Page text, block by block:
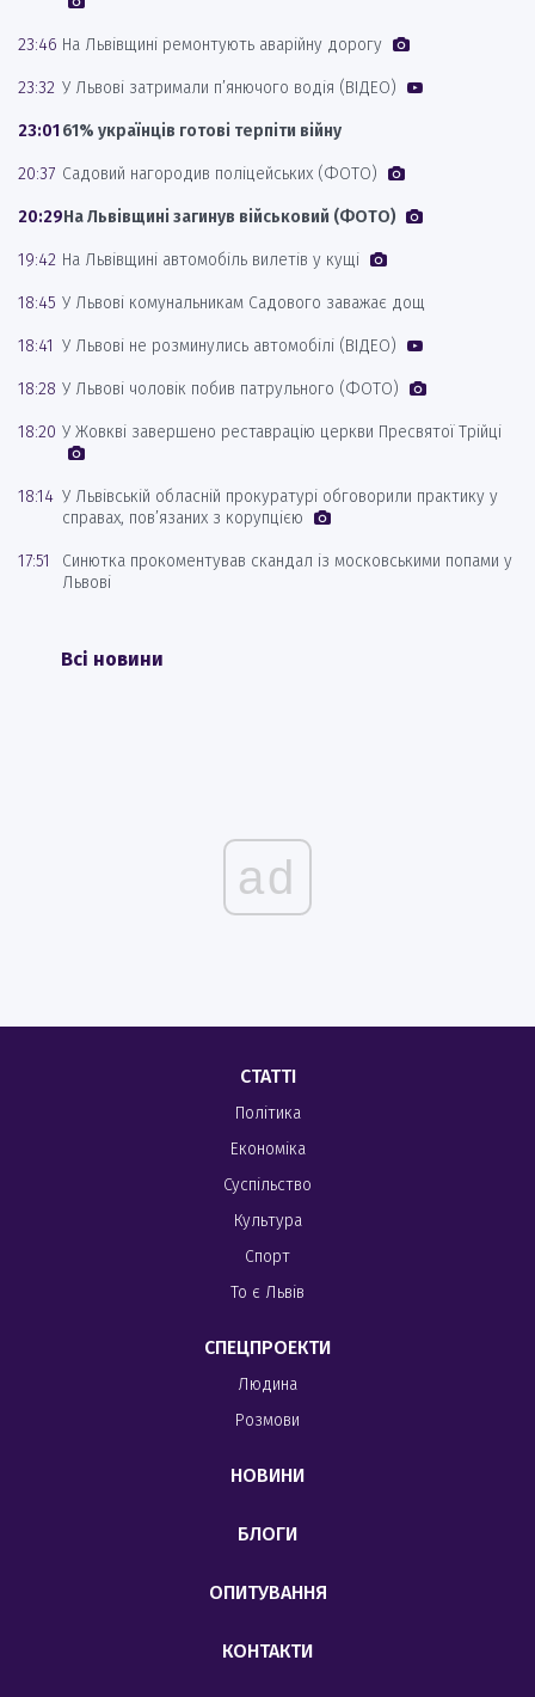
23:46 На Львівщині ремонтують аварійну дорогу
23:32 У Львові затримали п’янючого водія (ВІДЕО)
23:01 61% українців готові терпіти війну
20:37 Садовий нагородив поліцейських (ФОТО)
20:29На Львівщині загинув військовий (ФОТО)
19:42 На Львівщині автомобіль вилетів у кущі
18:45 У Львові комунальникам Садового заважає дощ
18:41 У Львові не розминулись автомобілі (ВІДЕО)
18:28 У Львові чоловік побив патрульного (ФОТО)
18:20 У Жовкві завершено реставрацію церкви Пресвятої Трійці
18:14 У Львівській обласній прокуратурі обговорили практику у
справах, пов’язаних з корупцією
17:51
Синютка прокоментував скандал із московськими попами у
Львові
Всі новини
ad
СТАТТІ
Політика
Економіка
Суспільство
Культура
Спорт
То є Львів
СПЕЦПРОЕКТИ
Людина
Розмови
НОВИНИ
БЛОГИ
ОПИТУВАННЯ
КОНТАКТИ